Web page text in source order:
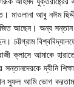
মাওলানা আবু নঈম
আছেন। অন্য সন্তান
চট্টগ্রাম
ক্লাসে আমাকে
দ্বীনি
সুফল আমি ভোগ